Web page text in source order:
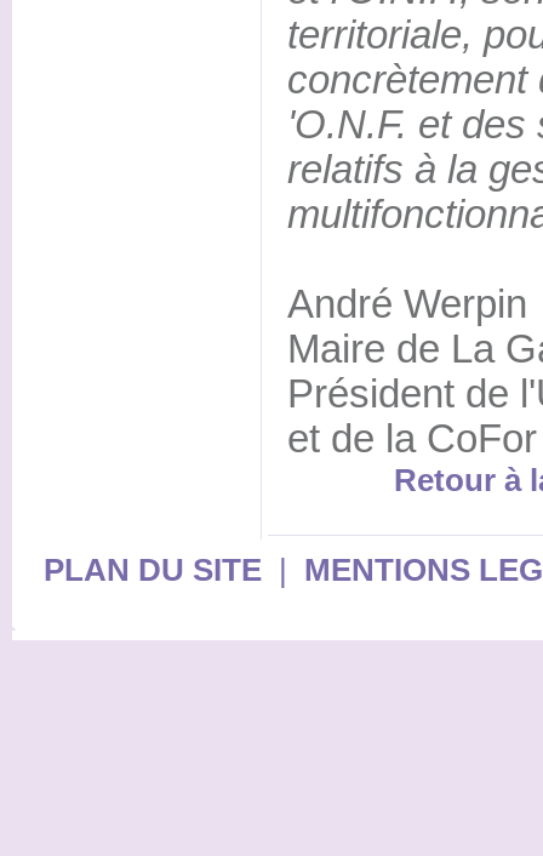
territoriale,
concrètement
'O.N.F. et
relatifs à la
André Werpin
Maire de La
Président de
et de la
Retour à
PLAN DU SITE| MENTIONS